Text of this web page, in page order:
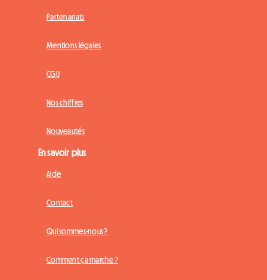
Partenariats
Mentions légales
CGU
Nos chiffres
Nouveautés
En savoir plus
Aide
Contact
Qui sommes-nous ?
Comment ça marche ?